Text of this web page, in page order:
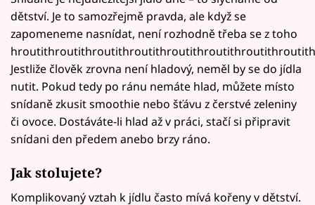
dětství. Je to samozřejmě pravda, ale když se
zapomeneme nasnídat, není rozhodně třeba se z toho
Jestliže člověk zrovna není hladový, neměl by se do jídla
nutit. Pokud tedy po ránu nemáte hlad, můžete místo
snídaně zkusit smoothie nebo šťávu z čerstvé zeleniny
či ovoce. Dostáváte-li hlad až v práci, stačí si připravit
snídani den předem anebo brzy ráno.
Jak stolujete?
Komplikovaný vztah k jídlu často mívá kořeny v dětství.